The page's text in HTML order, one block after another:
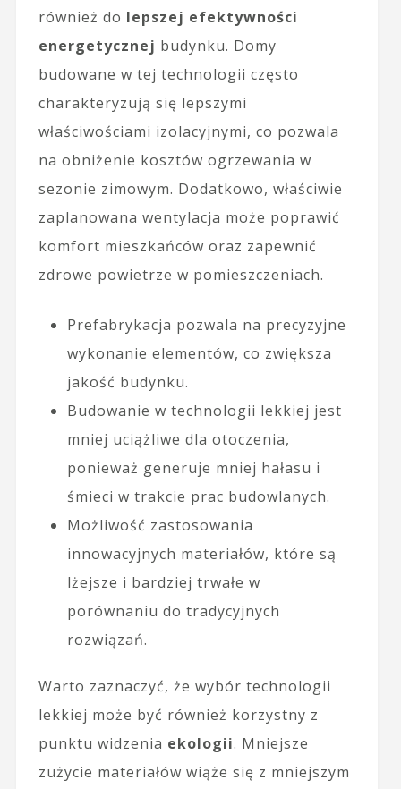
również do lepszej efektywności
energetycznej budynku. Domy
budowane w tej technologii często
charakteryzują się lepszymi
właściwościami izolacyjnymi, co pozwala
na obniżenie kosztów ogrzewania w
sezonie zimowym. Dodatkowo, właściwie
zaplanowana wentylacja może poprawić
komfort mieszkańców oraz zapewnić
zdrowe powietrze w pomieszczeniach.
Prefabrykacja pozwala na precyzyjne
wykonanie elementów, co zwiększa
jakość budynku.
Budowanie w technologii lekkiej jest
mniej uciążliwe dla otoczenia,
ponieważ generuje mniej hałasu i
śmieci w trakcie prac budowlanych.
Możliwość zastosowania
innowacyjnych materiałów, które są
lżejsze i bardziej trwałe w
porównaniu do tradycyjnych
rozwiązań.
Warto zaznaczyć, że wybór technologii
lekkiej może być również korzystny z
punktu widzenia ekologii. Mniejsze
zużycie materiałów wiąże się z mniejszym